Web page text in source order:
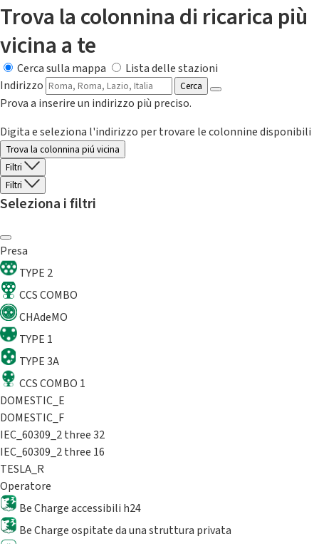
Trova la colonnina di ricarica più
vicina a te
Cerca sulla mappa
Lista delle stazioni
Indirizzo
Cerca
Prova a inserire un indirizzo più preciso.
Digita e seleziona l'indirizzo per trovare le colonnine disponibili
Trova la colonnina piú vicina
Filtri
Filtri
Seleziona i filtri
Presa
TYPE 2
CCS COMBO
CHAdeMO
TYPE 1
TYPE 3A
CCS COMBO 1
DOMESTIC_E
DOMESTIC_F
IEC_60309_2 three 32
IEC_60309_2 three 16
TESLA_R
Operatore
Be Charge accessibili h24
Be Charge ospitate da una struttura privata